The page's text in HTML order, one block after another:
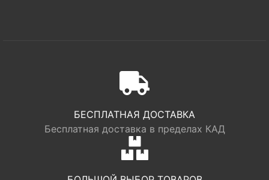
БЕСПЛАТНАЯ ДОСТАВКА
Бесплатная доставка в пределах КАД